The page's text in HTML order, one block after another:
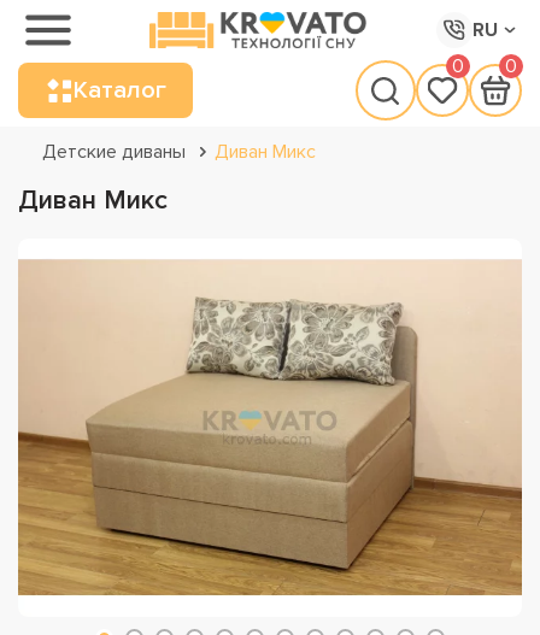
RU
Каталог
0 0
Детские диваны Диван Микс
Диван Микс